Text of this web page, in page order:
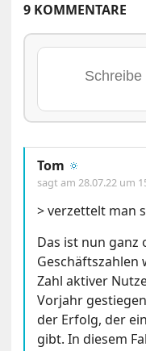
9 KOMMENTARE
Tom 🔅
sagt am28.07.22 um
> verzettelt man
Das ist nun ganz
Zahl aktiver
Vorjahr
der Erfolg, der
gibt. In diesem